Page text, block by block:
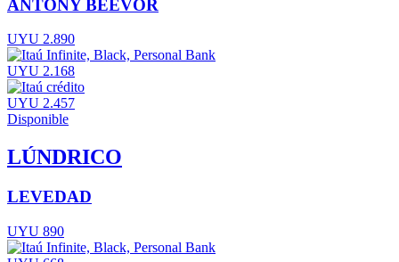
ANTONY BEEVOR
UYU 2.890
UYU 2.168
UYU 2.457
Disponible
LÚNDRICO
LEVEDAD
UYU 890